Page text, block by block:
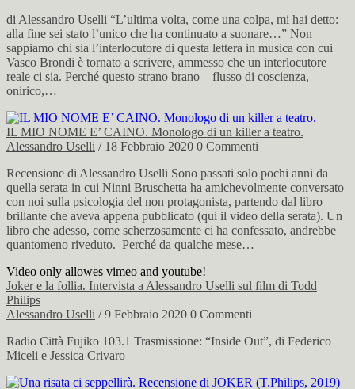
di Alessandro Uselli “L’ultima volta, come una colpa, mi hai detto:
alla fine sei stato l’unico che ha continuato a suonare…” Non
sappiamo chi sia l’interlocutore di questa lettera in musica con cui
Vasco Brondi è tornato a scrivere, ammesso che un interlocutore
reale ci sia. Perché questo strano brano – flusso di coscienza,
onirico,…
IL MIO NOME E’ CAINO. Monologo di un killer a teatro.
Alessandro Uselli / 18 Febbraio 2020 0 Commenti
Recensione di Alessandro Uselli Sono passati solo pochi anni da
quella serata in cui Ninni Bruschetta ha amichevolmente conversato
con noi sulla psicologia del non protagonista, partendo dal libro
brillante che aveva appena pubblicato (qui il video della serata). Un
libro che adesso, come scherzosamente ci ha confessato, andrebbe
quantomeno riveduto. Perché da qualche mese…
Video only allowes vimeo and youtube!
Joker e la follia. Intervista a Alessandro Uselli sul film di Todd
Philips
Alessandro Uselli / 9 Febbraio 2020 0 Commenti
Radio Città Fujiko 103.1 Trasmissione: “Inside Out”, di Federico
Miceli e Jessica Crivaro